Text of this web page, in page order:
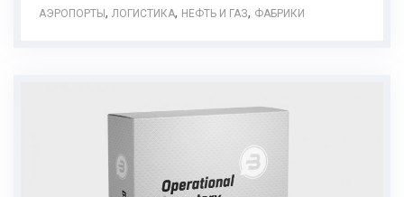
АЭРОПОРТЫ , ЛОГИСТИКА, НЕФТЬ И ГАЗ, ФАБРИКИ